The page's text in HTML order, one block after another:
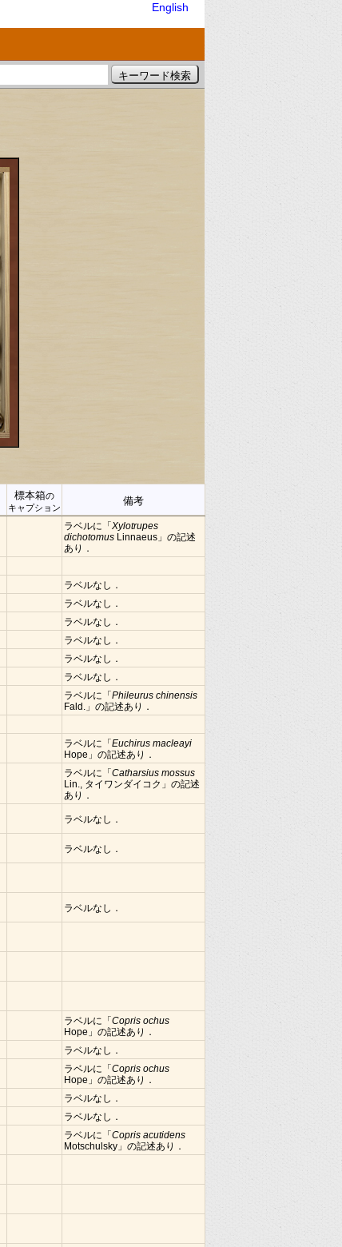
English
標本箱の
キャプション
備考
ラベルに「 Xylotrupes
dichotomus Linnaeus」の記述
あり．
ラベルなし．
ラベルなし．
ラベルなし．
ラベルなし．
ラベルなし．
ラベルなし．
ラベルに「 Phileurus chinensis
Fald.」の記述あり．
ラベルに「 Euchirus macleayi
Hope」の記述あり．
ラベルに「 Catharsius mossus
Lin., タイワンダイコク」の記述
あり．
ラベルなし．
ラベルなし．
ラベルなし．
ラベルに「 Copris ochus
Hope」の記述あり．
ラベルなし．
ラベルに「 Copris ochus
Hope」の記述あり．
ラベルなし．
ラベルなし．
ラベルに「 Copris acutidens
Motschulsky」の記述あり．